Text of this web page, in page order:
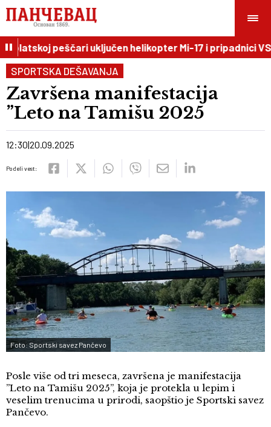
peščari uključen helikopter Mi-17 i pripadnici VS
SPORTSKA DEŠAVANJA
Završena manifestacija
”Leto na Tamišu 2025
12:30 20.09.2025
Podeli vest:
Foto: Sportski savez Pančevo
Posle više od tri meseca, završena je manifestacija
”Leto na Tamišu 2025”, koja je protekla u lepim i
veselim trenucima u prirodi, saopštio je Sportski savez
Pančevo.